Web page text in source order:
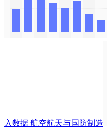
入数据 航空航天与国防制造